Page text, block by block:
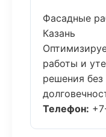
Фасадные
Казань
работы и
решения
Телефон: